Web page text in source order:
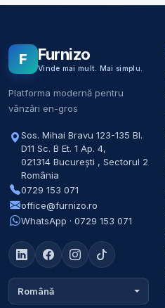
F Furnizo
Vinde mai mult. Mai simplu.
Platforma modernă pentru
vânzări en-gros
Sos. Mihai Bravu 123-135 Bl.
D11 Sc. B Et. 1 Ap. 4,
021314 București , Sectorul 2
România
0729 153 071
office@furnizo.ro
WhatsApp · 0729 153 071
Română